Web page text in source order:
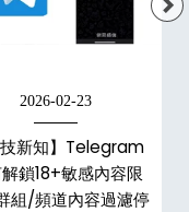
2026-02-23
技新知】Telegram
鎖18+敏感內容限
組/頻道內容過濾停